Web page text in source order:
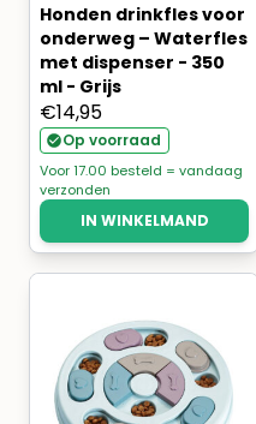
Honden drinkfles voor
onderweg – Waterfles
met dispenser - 350
ml - Grijs
€14,95
Op voorraad
Voor 17.00 besteld = vandaag
verzonden
IN WINKELMAND